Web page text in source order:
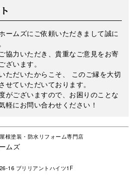
ームズにご依頼いただきまして誠に
協力いただき、貴重なご意見をお寄
ざいます。
ただいたからこそ、 このご縁を大切
せていただいております。
がございますので、お困りのことな
軽にお問い合わせください！
根塗装・防水リフォーム専門店
ムズ
16 ブリリアントハイツ1F